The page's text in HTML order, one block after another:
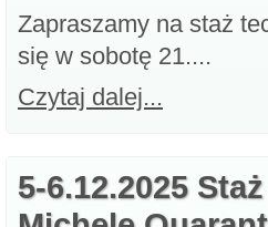
Zapraszamy na staż
się w sobotę 21....
Czytaj dalej...
5-6.12.2025